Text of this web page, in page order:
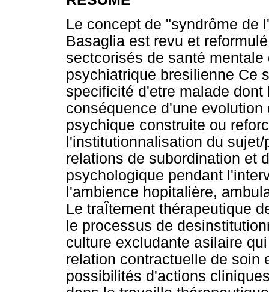
Le concept de "syndrôme de
Basaglia est revu et
sectcorisés de santé
psychiatrique bresilienne Ce
specificité d'etre malade
conséquence d'une
psychique construite ou
l'institutionnalisation du
relations de subordination et
psychologique pendant
l'ambience hopitalière,
Le traÎtement thérapeutique
le processus de
culture excludante asilaire
relation contractuelle de soin
possibilités d'actions